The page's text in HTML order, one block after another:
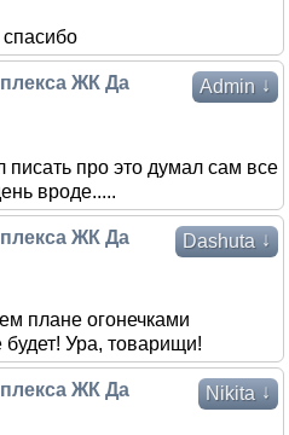
Admin ↓
ЖК Да
писать про это думал сам все
вроде.....
Dashuta ↓
ЖК Да
плане огонечками
Ура, товарищи!
Nikita ↓
ЖК Да